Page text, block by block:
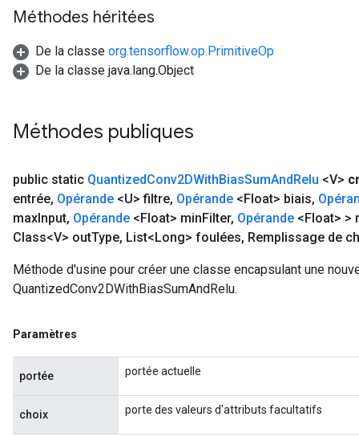
Méthodes héritées
De la classe org.tensorflow.op.PrimitiveOp
De la classe java.lang.Object
Méthodes publiques
public static QuantizedConv2DWithBiasSumAndRelu <V>
entrée, Opérande <U> filtre, Opérande <Float> biais,
maxInput, Opérande <Float> minFilter, Opérande <Float> >
Class<V> outType, List<Long> foulées, Remplissage de
Méthode d'usine pour créer une classe encapsulant une
QuantizedConv2DWithBiasSumAndRelu.
Paramètres
portée portée actuelle
choix porte des valeurs d'attributs facultatifs